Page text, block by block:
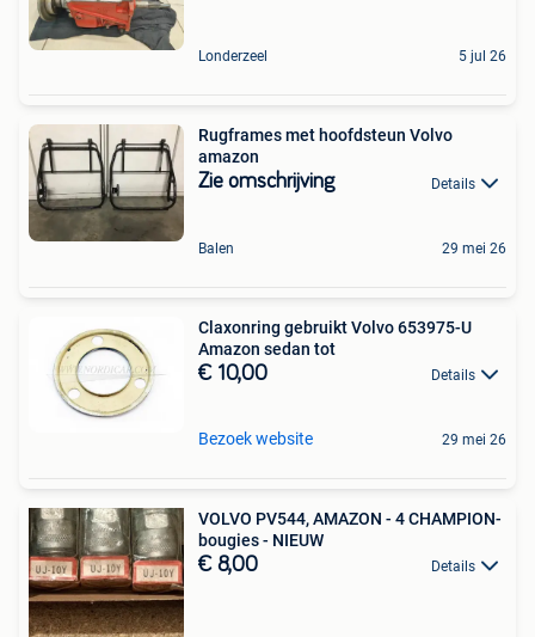
Londerzeel 5 jul 26
Rugframes met hoofdsteun Volvo
amazon
Zie omschrijving Details
Balen 29 mei 26
Claxonring gebruikt Volvo 653975-U
Amazon sedan tot
€ 10,00 Details
Bezoek website 29 mei 26
VOLVO PV544, AMAZON - 4 CHAMPION-
bougies - NIEUW
€ 8,00 Details